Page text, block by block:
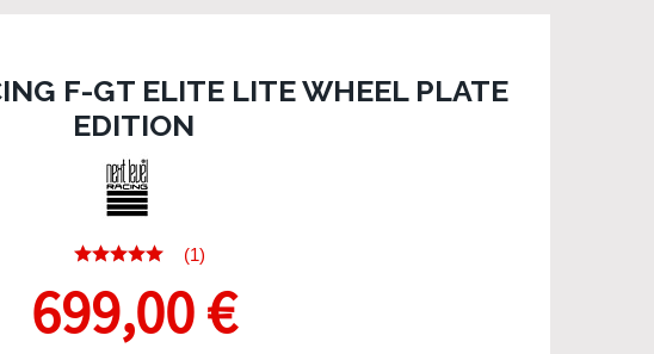
F-GT ELITE LITE WHEEL PLATE
EDITION
(1)
699,00 €